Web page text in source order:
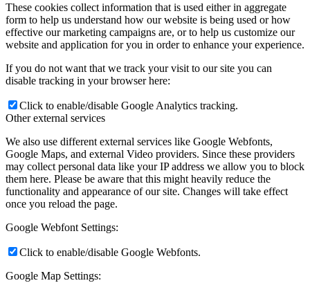
These cookies collect information that is used either in aggregate
form to help us understand how our website is being used or how
effective our marketing campaigns are, or to help us customize our
website and application for you in order to enhance your experience.
If you do not want that we track your visit to our site you can
disable tracking in your browser here:
Click to enable/disable Google Analytics tracking.
Other external services
We also use different external services like Google Webfonts,
Google Maps, and external Video providers. Since these providers
may collect personal data like your IP address we allow you to block
them here. Please be aware that this might heavily reduce the
functionality and appearance of our site. Changes will take effect
once you reload the page.
Google Webfont Settings:
Click to enable/disable Google Webfonts.
Google Map Settings: